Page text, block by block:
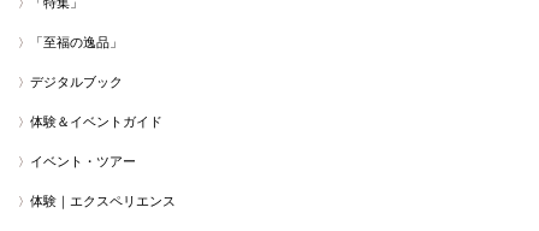
「至福の逸品」
デジタルブック
体験＆イベントガイド
イベント・ツアー
体験｜エクスペリエンス